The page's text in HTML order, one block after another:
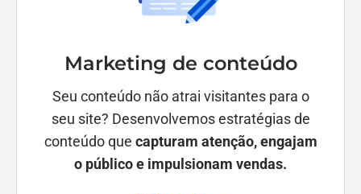
Marketing de conteúdo
Seu conteúdo não atrai visitantes para o
seu site? Desenvolvemos estratégias de
conteúdo que capturam atenção, engajam
o público e impulsionam vendas.